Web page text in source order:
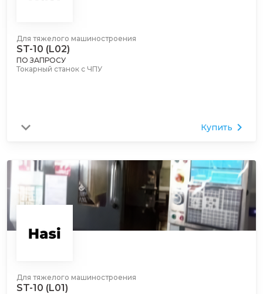
Для тяжелого машиностроения
ST-10 (L02)
ПО ЗАПРОСУ
Токарный станок с ЧПУ
Купить
Для тяжелого машиностроения
ST-10 (L01)